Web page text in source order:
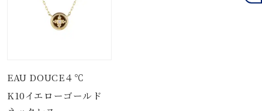
EAU DOUCE４℃
K10イエローゴールド